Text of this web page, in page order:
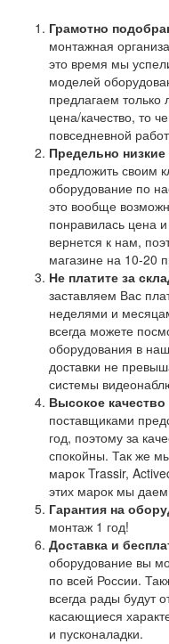
Грамотно
монтажная
это время мы
моделей
предлагаем
цена/качество, то
повседневной
Предельно
предложить своим
оборудование по
это вообще
понравилась цена
вернется к нам,
магазине на 10-20
Не платите за
заставляем Вас
неделями и
всегда можете
оборудования в
доставки не
системы
Высокое
поставщиками
год, поэтому за
спокойны. Так же
марок Trassir,
этих марок мы
Гарантия на
монтаж 1 год!
Доставка и
оборудование вы
по всей России.
всегда рады будут
касающиеся
и пусконаладки.